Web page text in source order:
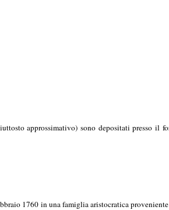
approssimativo) sono depositati presso
1760 in una famiglia aristocratica